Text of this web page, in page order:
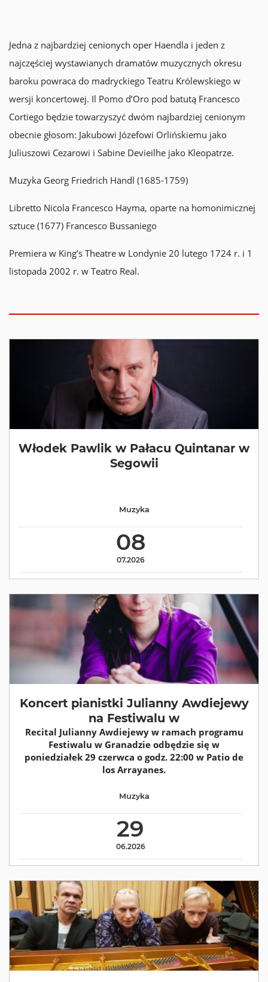
Jedna z najbardziej cenionych oper Haendla i jeden z
najczęściej wystawianych dramatów muzycznych okresu
baroku powraca do madryckiego Teatru Królewskiego w
wersji koncertowej. Il Pomo d’Oro pod batutą Francesco
Cortiego będzie towarzyszyć dwóm najbardziej cenionym
obecnie głosom: Jakubowi Józefowi Orlińskiemu jako
Juliuszowi Cezarowi i Sabine Devieilhe jako Kleopatrze.
Muzyka Georg Friedrich Händl (1685-1759)
Libretto Nicola Francesco Hayma, oparte na homonimicznej
sztuce (1677) Francesco Bussaniego
Premiera w King’s Theatre w Londynie 20 lutego 1724 r. i 1
listopada 2002 r. w Teatro Real.
Włodek Pawlik w Pałacu Quintanar w
Segowii
08
07.2026
Muzyka
Koncert pianistki Julianny Awdiejewy
na Festiwalu w
Recital Julianny Awdiejewy w ramach programu
Festiwalu w Granadzie odbędzie się w
poniedziałek 29 czerwca o godz. 22:00 w Patio de
los Arrayanes.
29
06.2026
Muzyka